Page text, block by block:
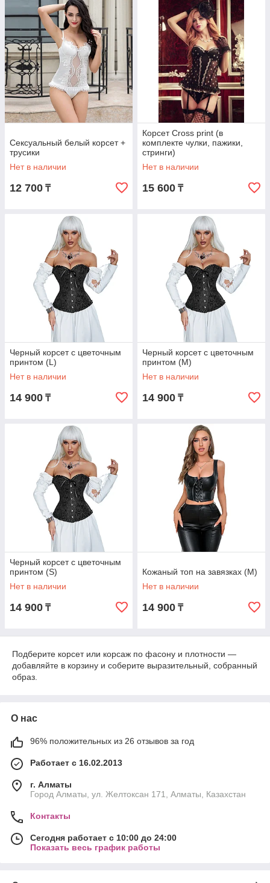
Сексуальный белый корсет +
трусики
Нет в наличии
12 700 ₸
Корсет Cross print (в
комплекте чулки, пажики,
стринги)
Нет в наличии
15 600 ₸
Черный корсет с цветочным
принтом (L)
Нет в наличии
14 900 ₸
Черный корсет с цветочным
принтом (M)
Нет в наличии
14 900 ₸
Черный корсет с цветочным
принтом (S)
Нет в наличии
14 900 ₸
Кожаный топ на завязках (M)
Нет в наличии
14 900 ₸
Подберите корсет или корсаж по фасону и плотности —
добавляйте в корзину и соберите выразительный, собранный
образ.
О нас
96% положительных из 26 отзывов за год
Работает с 16.02.2013
г. Алматы
Город Алматы, ул. Желтоксан 171, Алматы, Казахстан
Контакты
Сегодня работает с 10:00 до 24:00
Показать весь график работы